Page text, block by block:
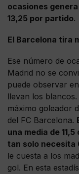
ocasiones
13,25 por partido.
El Barcelona tira
Ese número de
Madrid no se
puede observar
llevan los
máximo goleador
del FC Barcelona.
una media de
tan solo necesita
le cuesta a los
gol. En esta